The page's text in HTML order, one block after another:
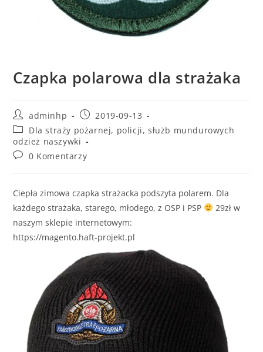
Czapka polarowa dla strażaka
adminhp
2019-09-13
Dla straży pożarnej, policji, służb mundurowych
odzież naszywki
0 Komentarzy
Ciepła zimowa czapka strażacka podszyta polarem. Dla
każdego strażaka, starego, młodego, z OSP i PSP
29zł w
naszym sklepie internetowym:
https://magento.haft-projekt.pl